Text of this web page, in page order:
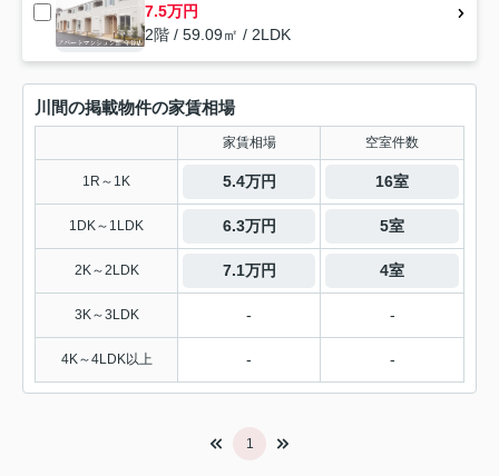
7.5万円
2階 / 59.09㎡ / 2LDK
川間の掲載物件の家賃相場
家賃相場 空室件数
1R～1K 5.4万円 16室
1DK～1LDK 6.3万円 5室
2K～2LDK 7.1万円 4室
3K～3LDK - -
4K～4LDK以上 - -
1